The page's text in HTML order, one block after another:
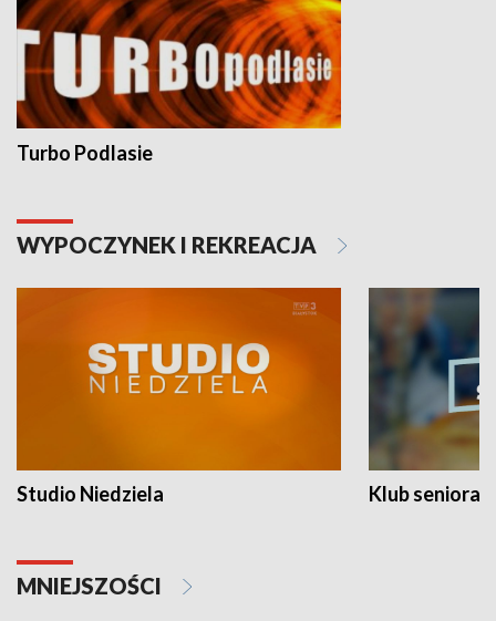
Turbo Podlasie
WYPOCZYNEK I REKREACJA
Studio Niedziela Klub seniora
MNIEJSZOŚCI